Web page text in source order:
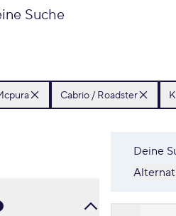
Suche
Cabrio / Roadster
Deine